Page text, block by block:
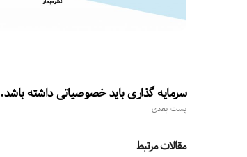
سرمایه گذاری باید خصوصیاتی داشته باشد.
پست بعدی
مقالات مرتبط